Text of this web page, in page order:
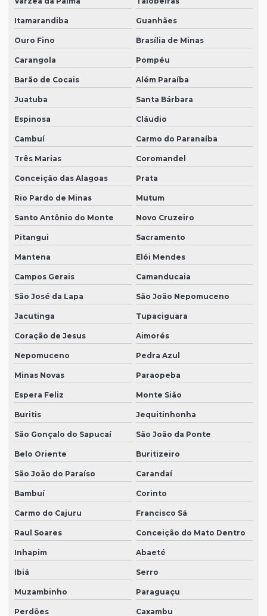
Itamarandiba Guanhães
Ouro Fino Brasília de Minas
Carangola Pompéu
Barão de Cocais Além Paraíba
Juatuba Santa Bárbara
Espinosa Cláudio
Cambuí Carmo do Paranaíba
Três Marias Coromandel
Conceição das Alagoas Prata
Rio Pardo de Minas Mutum
Santo Antônio do Monte Novo Cruzeiro
Pitangui Sacramento
Mantena Elói Mendes
Campos Gerais Camanducaia
São José da Lapa São João Nepomuceno
Jacutinga Tupaciguara
Coração de Jesus Aimorés
Nepomuceno Pedra Azul
Minas Novas Paraopeba
Espera Feliz Monte Sião
Buritis Jequitinhonha
São Gonçalo do Sapucaí São João da Ponte
Belo Oriente Buritizeiro
São João do Paraíso Carandaí
Bambuí Corinto
Carmo do Cajuru Francisco Sá
Raul Soares Conceição do Mato Dentro
Inhapim Abaeté
Ibiá Serro
Muzambinho Paraguaçu
Perdões Caxambu